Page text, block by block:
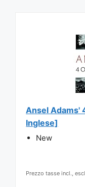
Ansel Adams'
Inglese]
New
Prezzo tasse incl.,